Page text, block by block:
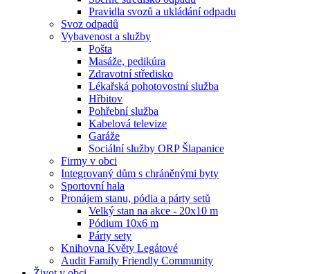
Pravidla svozů a ukládání odpadu
Svoz odpadů
Vybavenost a služby
Pošta
Masáže, pedikúra
Zdravotní středisko
Lékařská pohotovostní služba
Hřbitov
Pohřební služba
Kabelová televize
Garáže
Sociální služby ORP Šlapanice
Firmy v obci
Integrovaný dům s chráněnými byty
Sportovní hala
Pronájem stanu, pódia a párty setů
Velký stan na akce - 20x10 m
Pódium 10x6 m
Párty sety
Knihovna Květy Legátové
Audit Family Friendly Community